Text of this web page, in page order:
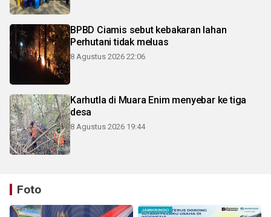
BPBD Ciamis sebut kebakaran lahan
Perhutani tidak meluas
8 Agustus 2026 22:06
Karhutla di Muara Enim menyebar ke tiga
desa
8 Agustus 2026 19:44
Foto